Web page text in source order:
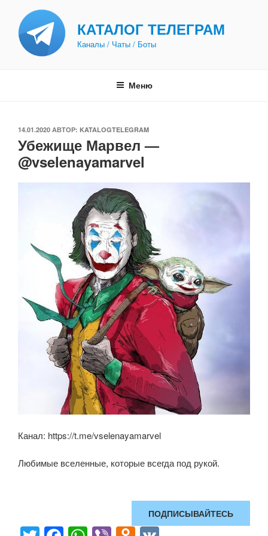
содержимому
КАТАЛОГ ТЕЛЕГРАМ
Каналы / Чаты / Боты
Меню
ОПУБЛИКОВАНО
14.01.2020 АВТОР: KATALOGTELEGRAM
Убежище Марвел —
@vselenayamarvel
Канал: https://t.me/vselenayamarvel
Любимые вселенные, которые всегда под рукой.
ПОДПИСЫВАЙТЕСЬ